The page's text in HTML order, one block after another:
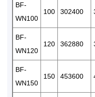
BF-
WN100
100 302400
BF-
WN120
120 362880
BF-
WN150
150 453600